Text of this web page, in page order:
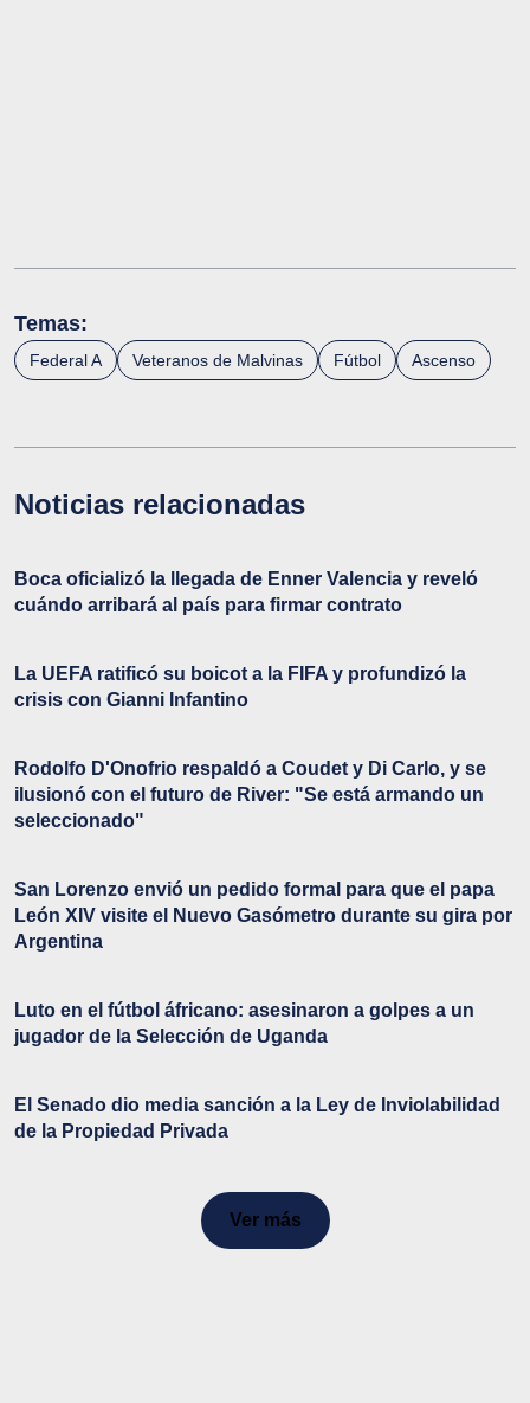
Temas:
Federal A Veteranos de Malvinas Fútbol Ascenso
Noticias relacionadas
Boca oficializó la llegada de Enner Valencia y reveló
cuándo arribará al país para firmar contrato
La UEFA ratificó su boicot a la FIFA y profundizó la
crisis con Gianni Infantino
Rodolfo D'Onofrio respaldó a Coudet y Di Carlo, y se
ilusionó con el futuro de River: "Se está armando un
seleccionado"
San Lorenzo envió un pedido formal para que el papa
León XIV visite el Nuevo Gasómetro durante su gira por
Argentina
Luto en el fútbol áfricano: asesinaron a golpes a un
jugador de la Selección de Uganda
El Senado dio media sanción a la Ley de Inviolabilidad
de la Propiedad Privada
Ver más